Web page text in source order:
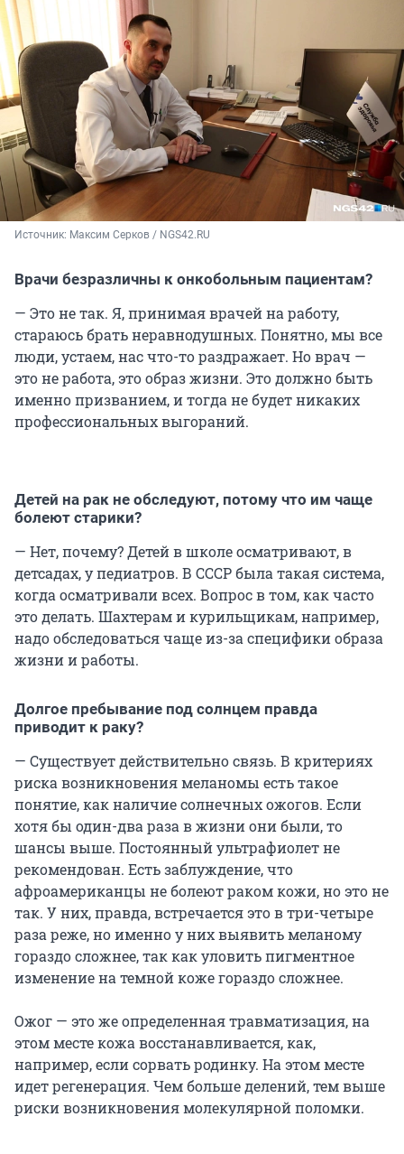
Источник: Максим Серков / NGS42.RU
Врачи безразличны к онкобольным пациентам?
— Это не так. Я, принимая врачей на работу,
стараюсь брать неравнодушных. Понятно, мы все
люди, устаем, нас что-то раздражает. Но врач —
это не работа, это образ жизни. Это должно быть
именно призванием, и тогда не будет никаких
профессиональных выгораний.
Детей на рак не обследуют, потому что им чаще
болеют старики?
— Нет, почему? Детей в школе осматривают, в
детсадах, у педиатров. В СССР была такая система,
когда осматривали всех. Вопрос в том, как часто
это делать. Шахтерам и курильщикам, например,
надо обследоваться чаще из-за специфики образа
жизни и работы.
Долгое пребывание под солнцем правда
приводит к раку?
— Существует действительно связь. В критериях
риска возникновения меланомы есть такое
понятие, как наличие солнечных ожогов. Если
хотя бы один-два раза в жизни они были, то
шансы выше. Постоянный ультрафиолет не
рекомендован. Есть заблуждение, что
афроамериканцы не болеют раком кожи, но это не
так. У них, правда, встречается это в три-четыре
раза реже, но именно у них выявить меланому
гораздо сложнее, так как уловить пигментное
изменение на темной коже гораздо сложнее.
Ожог — это же определенная травматизация, на
этом месте кожа восстанавливается, как,
например, если сорвать родинку. На этом месте
идет регенерация. Чем больше делений, тем выше
риски возникновения молекулярной поломки.